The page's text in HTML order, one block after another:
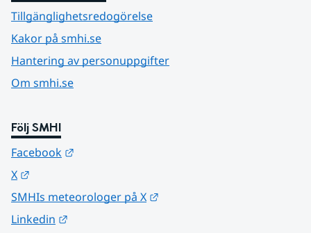
Tillgänglighetsredogörelse
Kakor på smhi.se
Hantering av personuppgifter
Om smhi.se
Följ SMHI
Facebook
X
SMHIs meteorologer på X
Linkedin